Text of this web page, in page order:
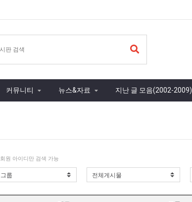
커뮤니티 뉴스&자료 지난 글 모음(2002-2009)
회원 아이디만 검색 가능